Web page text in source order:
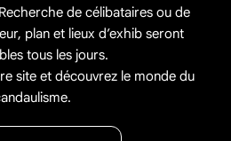
de célibataires ou de
plan et lieux d’exhib seront
tous les jours.
site et découvrez le monde du